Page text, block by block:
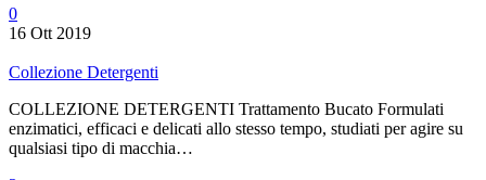
0
16 Ott 2019
Collezione Detergenti
COLLEZIONE DETERGENTI Trattamento Bucato Formulati
enzimatici, efficaci e delicati allo stesso tempo, studiati per agire su
qualsiasi tipo di macchia…